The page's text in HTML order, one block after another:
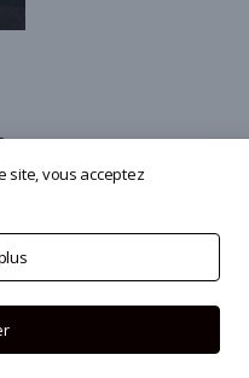
site, vous acceptez